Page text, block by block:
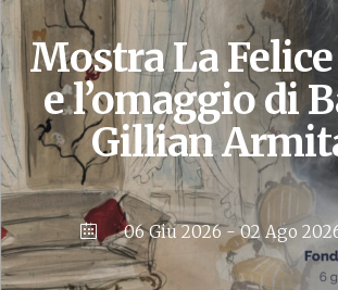
Mostra La
e l’omaggio di
Gillian
06 Giu 2026- 02 Ago